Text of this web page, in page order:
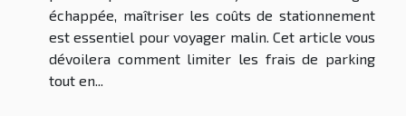
échappée, maîtriser les coûts de stationnement
est essentiel pour voyager malin. Cet article vous
dévoilera comment limiter les frais de parking
tout en...